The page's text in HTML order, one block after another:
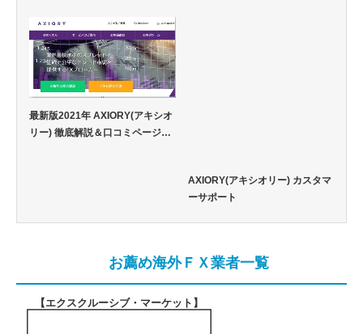
最新版2021年 AXIORY(アキシオ
リー) 徹底解説＆口コミページ…
AXIORY(アキシオリー) カスタマ
ーサポート
お薦め海外ＦＸ業者一覧
【エクスクルーシブ・マーケット 】